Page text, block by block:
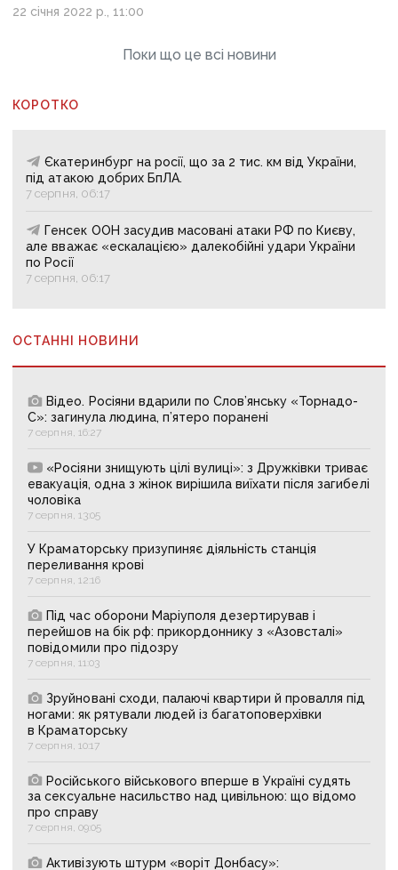
22 січня 2022 р., 11:00
Поки що це всі новини
КОРОТКО
Єкатеринбург на росії, що за 2 тис. км від України,
під атакою добрих БпЛА.
7 серпня, 06:17
Генсек ООН засудив масовані атаки РФ по Києву,
але вважає «ескалацією» далекобійні удари України
по Росії
7 серпня, 06:17
ОСТАННІ НОВИНИ
Відео. Росіяни вдарили по Слов’янську «Торнадо-
С»: загинула людина, п’ятеро поранені
7 серпня, 16:27
«Росіяни знищують цілі вулиці»: з Дружківки триває
евакуація, одна з жінок вирішила виїхати після загибелі
чоловіка
7 серпня, 13:05
У Краматорську призупиняє діяльність станція
переливання крові
7 серпня, 12:16
Під час оборони Маріуполя дезертирував і
перейшов на бік рф: прикордоннику з «Азовсталі»
повідомили про підозру
7 серпня, 11:03
Зруйновані сходи, палаючі квартири й провалля під
ногами: як рятували людей із багатоповерхівки
в Краматорську
7 серпня, 10:17
Російського військового вперше в Україні судять
за сексуальне насильство над цивільною: що відомо
про справу
7 серпня, 09:05
Активізують штурм «воріт Донбасу»: